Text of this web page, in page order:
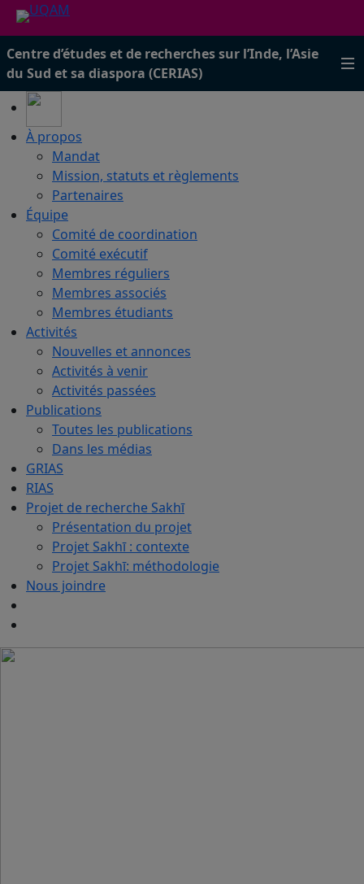
Centre d’études et de recherches sur l’Inde, l’Asie
du Sud et sa diaspora (CERIAS)
À propos
Mandat
Mission, statuts et règlements
Partenaires
Équipe
Comité de coordination
Comité exécutif
Membres réguliers
Membres associés
Membres étudiants
Activités
Nouvelles et annonces
Activités à venir
Activités passées
Publications
Toutes les publications
Dans les médias
GRIAS
RIAS
Projet de recherche Sakhī
Présentation du projet
Projet Sakhī : contexte
Projet Sakhī: méthodologie
Nous joindre